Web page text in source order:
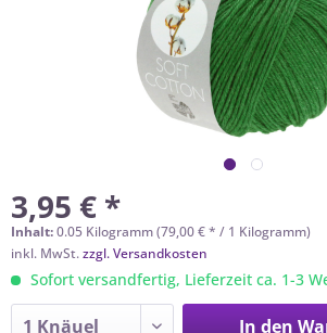
3,95 € *
Inhalt:0.05 Kilogramm (79,00 € * / 1 Kilogramm)
inkl. MwSt.zzgl. Versandkosten
Sofort versandfertig, Lieferzeit ca. 1-3
In den